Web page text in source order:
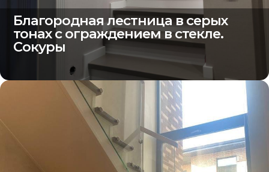
Благородная лестница в серых
тонах с ограждением в стекле.
Сокуры